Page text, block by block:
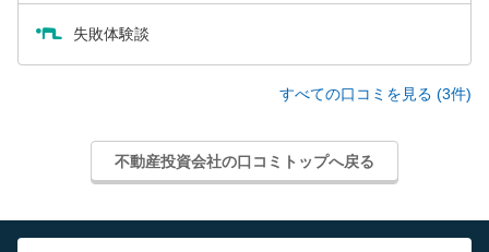
失敗体験談
すべての口コミを見る (3件)
不動産投資会社の口コミトップへ戻る